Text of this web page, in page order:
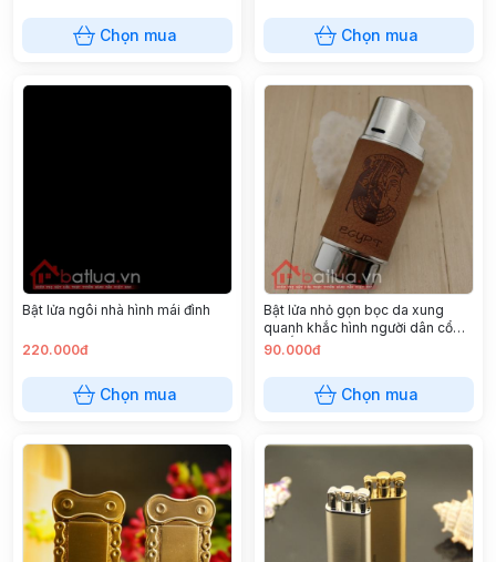
Chọn mua Chọn mua
Bật lửa ngôi nhà hình mái đình
220.000đ
Chọn mua
Bật lửa nhỏ gọn bọc da xung
quanh khắc hình người dân cổ
đại Ấn Độ
90.000đ
Chọn mua